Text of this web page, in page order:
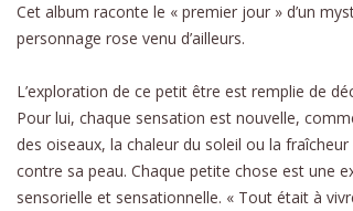
Cet album raconte le « premier jour » d’un
personnage rose venu d’ailleurs.
L’exploration de ce petit être est remplie de
Pour lui, chaque sensation est nouvelle,
des oiseaux, la chaleur du soleil ou la fraîcheur
contre sa peau. Chaque petite chose est une
sensorielle et sensationnelle. « Tout était à